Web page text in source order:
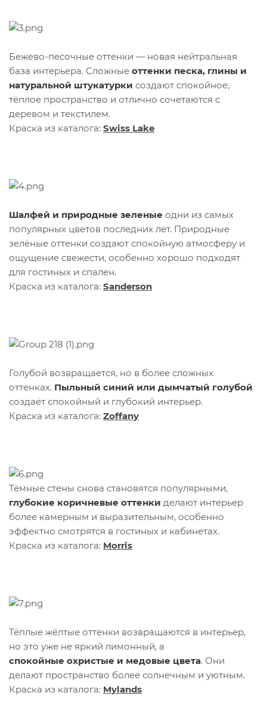
Бежево-песочные оттенки — новая нейтральная
база интерьера. Сложные оттенки песка, глины и
натуральной штукатурки создают спокойное,
тёплое пространство и отлично сочетаются с
деревом и текстилем.
Краска из каталога: Swiss Lake
Шалфей и природные зеленые одни из самых
популярных цветов последних лет. Природные
зелёные оттенки создают спокойную атмосферу и
ощущение свежести, особенно хорошо подходят
для гостиных и спален.
Краска из каталога: Sanderson
Голубой возвращается, но в более сложных
оттенках. Пыльный синий или дымчатый голубой
создаёт спокойный и глубокий интерьер.
Краска из каталога: Zoffany
Тёмные стены снова становятся популярными,
глубокие коричневые оттенки делают интерьер
более камерным и выразительным, особенно
эффектно смотрятся в гостиных и кабинетах.
Краска из каталога: Morris
Тёплые жёлтые оттенки возвращаются в интерьер,
но это уже не яркий лимонный, а
спокойные охристые и медовые цвета. Они
делают пространство более солнечным и уютным.
Краска из каталога: Mylands